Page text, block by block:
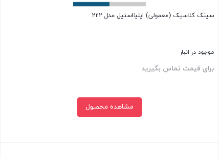
سینک کلاسیک (معمولی) ایلیااستیل مدل 222
موجود در انبار
برای قیمت تماس بگیرید
مشاهده محصول